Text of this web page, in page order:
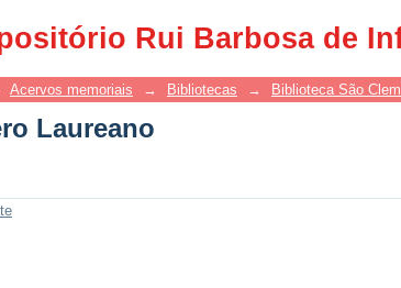
Rui Barbosa de
Laureano
Acervos memoriais → Bibliotecas → Biblioteca São
Laureano